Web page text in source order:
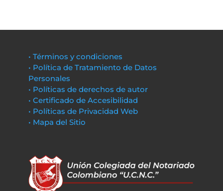
• Términos y condiciones
• Política de Tratamiento de Datos
Personales
• Políticas de derechos de autor
• Certificado de Accesibilidad
• Políticas de Privacidad Web
• Mapa del Sitio